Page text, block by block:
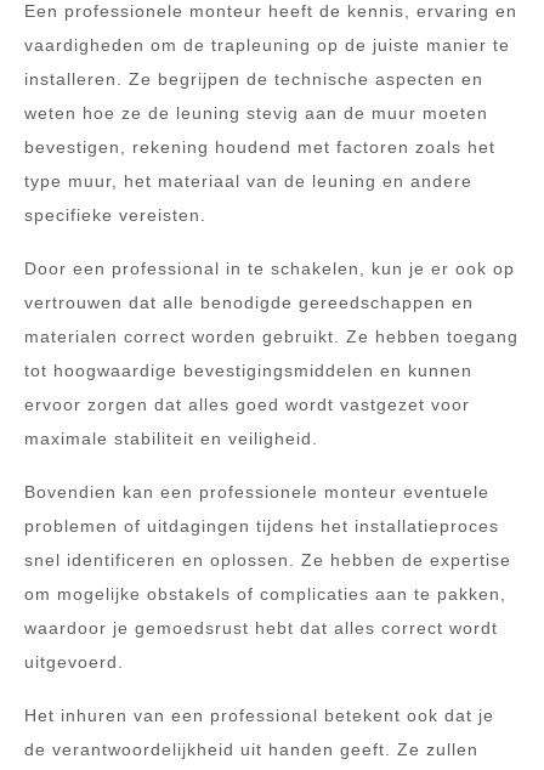
Een professionele monteur heeft de kennis, ervaring en
vaardigheden om de trapleuning op de juiste manier te
installeren. Ze begrijpen de technische aspecten en
weten hoe ze de leuning stevig aan de muur moeten
bevestigen, rekening houdend met factoren zoals het
type muur, het materiaal van de leuning en andere
specifieke vereisten.
Door een professional in te schakelen, kun je er ook op
vertrouwen dat alle benodigde gereedschappen en
materialen correct worden gebruikt. Ze hebben toegang
tot hoogwaardige bevestigingsmiddelen en kunnen
ervoor zorgen dat alles goed wordt vastgezet voor
maximale stabiliteit en veiligheid.
Bovendien kan een professionele monteur eventuele
problemen of uitdagingen tijdens het installatieproces
snel identificeren en oplossen. Ze hebben de expertise
om mogelijke obstakels of complicaties aan te pakken,
waardoor je gemoedsrust hebt dat alles correct wordt
uitgevoerd.
Het inhuren van een professional betekent ook dat je
de verantwoordelijkheid uit handen geeft. Ze zullen